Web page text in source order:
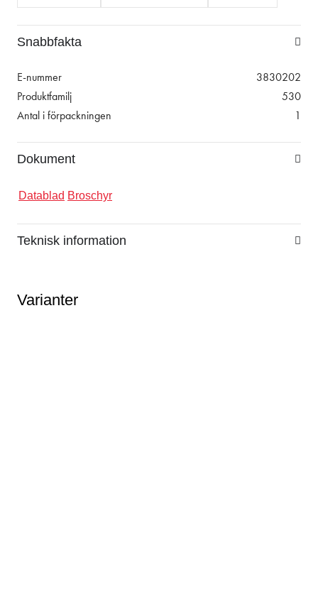
Snabbfakta
E-nummer
3830202
Produktfamilj
530
Antal i förpackningen
1
Dokument
Datablad Broschyr
Teknisk information
Varianter